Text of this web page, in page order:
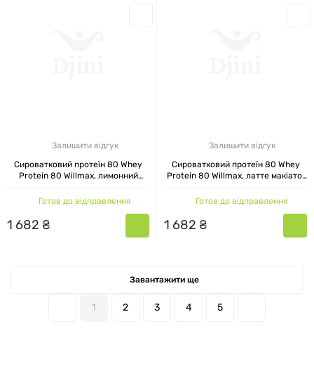
Залишити відгук
Сироватковий протеїн 80 Whey
Protein 80 Willmax, лимонний
Готов до відправлення
1 682 ₴
Залишити відгук
Сироватковий протеїн 80 Whey
Protein 80 Willmax, латте макіато,
Готов до відправлення
1 682 ₴
1 2 3 4 5
Завантажити ще